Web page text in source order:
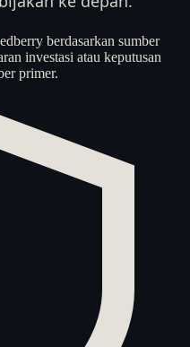
berdasarkan sumber
investasi atau keputusan
primer.